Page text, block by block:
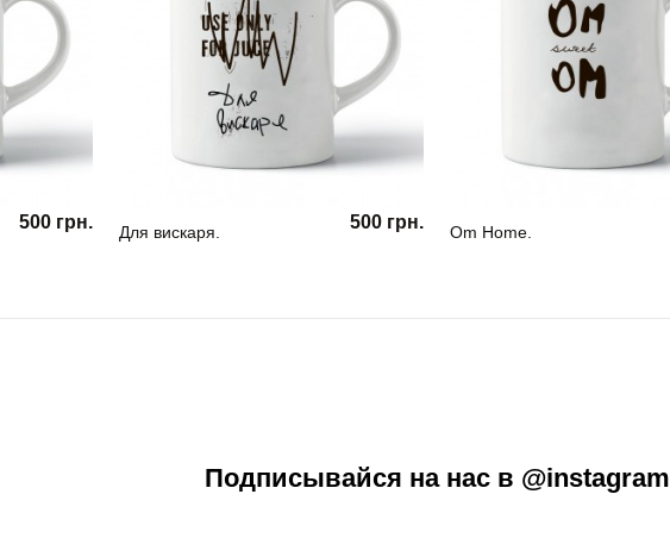
500 грн. Для вискаря. 500 грн. Om Home.
Подписывайся на нас в @instagram